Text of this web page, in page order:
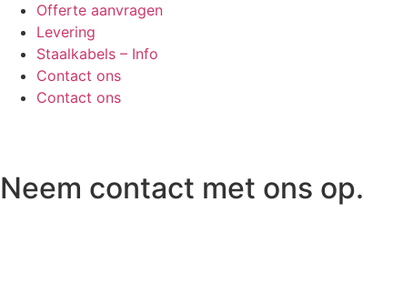
Offerte aanvragen
Levering
Staalkabels – Info
Contact ons
Contact ons
Neem contact met ons op.